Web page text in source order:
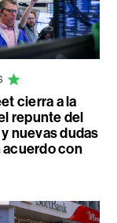
cierra a la
repunte del
nuevas dudas
acuerdo con